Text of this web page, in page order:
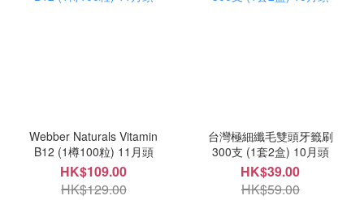
Webber Naturals Vitamin
B12 (1樽100粒) 11月頭
HK$109.00
HK$129.00
台灣極細纖毛雙頭牙籤刷
300支 (1套2盒) 10月頭
HK$39.00
HK$59.00